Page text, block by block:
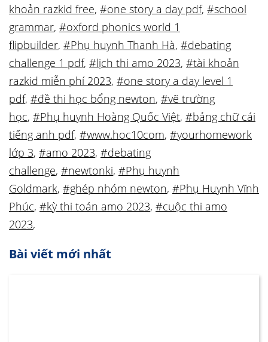
khoản razkid free, #one story a day pdf, #school
grammar, #oxford phonics world 1
flipbuilder, #Phụ huynh Thanh Hà, #debating
challenge 1 pdf, #lịch thi amo 2023, #tài khoản
razkid miễn phí 2023, #one story a day level 1
pdf, #đề thi học bổng newton, #vẽ trường
học, #Phụ huynh Hoàng Quốc Việt, #bảng chữ cái
tiếng anh pdf, #www.hoc10com, #yourhomework
lớp 3, #amo 2023, #debating
challenge, #newtonki, #Phụ huynh
Goldmark, #ghép nhóm newton, #Phụ Huynh Vĩnh
Phúc, #kỳ thi toán amo 2023, #cuộc thi amo
2023,
Bài viết mới nhất